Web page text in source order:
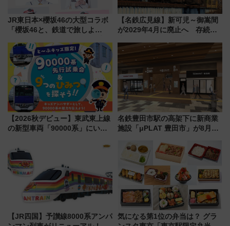
JR東日本×櫻坂46の大型コラボ
「櫻坂46と、鉄道で旅しよ
潟・長野・庄内へ
【名鉄広見線】新可児～御嵩間
が2029年4月に廃止へ 存続協
【2026秋デビュー】東武東上線
の新型車両「90000系」にいち
向け先行試乗会でキッズアンバ
サダーになろう
名鉄豊田市駅の高架下に新商業
施設「μPLAT 豊田市」が8月26
たな玄関口へ
【JR四国】予讃線8000系アンパ
気になる第1位の弁当は？ グラ